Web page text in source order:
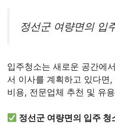
정선군 여량면의 입
입주청소는 새로운 공간에
서 이사를 계획하고 있다면
비용, 전문업체 추천 및 유
정선군 여량면의 입주